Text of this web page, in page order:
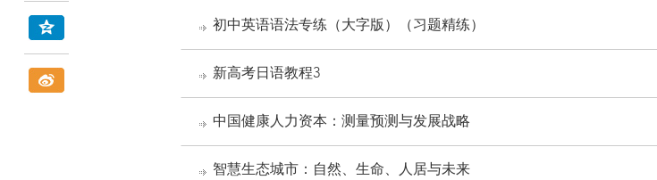
初中英语语法专练（大字版）（习题精练）
新高考日语教程3
中国健康人力资本：测量预测与发展战略
智慧生态城市：自然、生命、人居与未来